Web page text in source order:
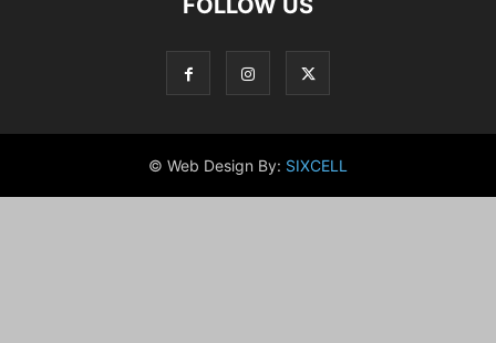
FOLLOW US
© Web Design By: SIXCELL